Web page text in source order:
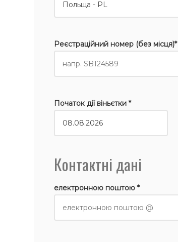
Реєстраційний номер (без місця)*
Початок дії віньєтки *
Контактні дані
електронною поштою *